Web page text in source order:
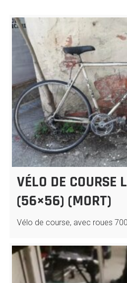
VÉLO DE COURSE
(56×56) (MORT)
Vélo de course, avec roues